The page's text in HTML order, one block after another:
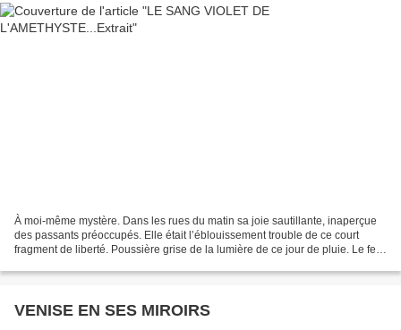
À moi-même mystère. Dans les rues du matin sa joie sautillante, inaperçue
des passants préoccupés. Elle était l’éblouissement trouble de ce court
fragment de liberté. Poussière grise de la lumière de ce jour de pluie. Le feu
VENISE EN SES MIROIRS